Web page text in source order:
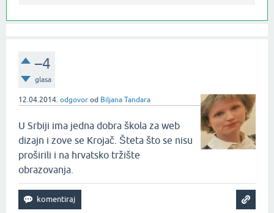
–4
glasa
12.04.2014. odgovor od Biljana Tandara
U Srbiji ima jedna dobra škola za web
dizajn i zove se Krojač. Šteta što se nisu
proširili i na hrvatsko tržište
obrazovanja.